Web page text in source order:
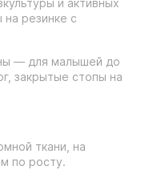
и активных
на резинке с
— для малышей до
закрытые стопы на
ткани, на
по росту.